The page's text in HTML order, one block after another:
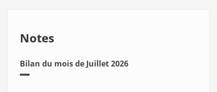
Notes
Bilan du mois de Juillet 2026